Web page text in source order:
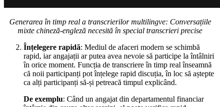
Generarea în timp real a transcrierilor multilingve: Conversațiile
mixte chineză-engleză necesită în special transcrieri precise
Înțelegere rapidă: Mediul de afaceri modern se schimbă
rapid, iar angajații ar putea avea nevoie să participe la întâlniri
în orice moment. Funcția de transcriere în timp real înseamnă
că noii participanți pot înțelege rapid discuția, în loc să aștepte
ca alți participanți să-și petreacă timpul explicând.
De exemplu: Când un angajat din departamentul financiar